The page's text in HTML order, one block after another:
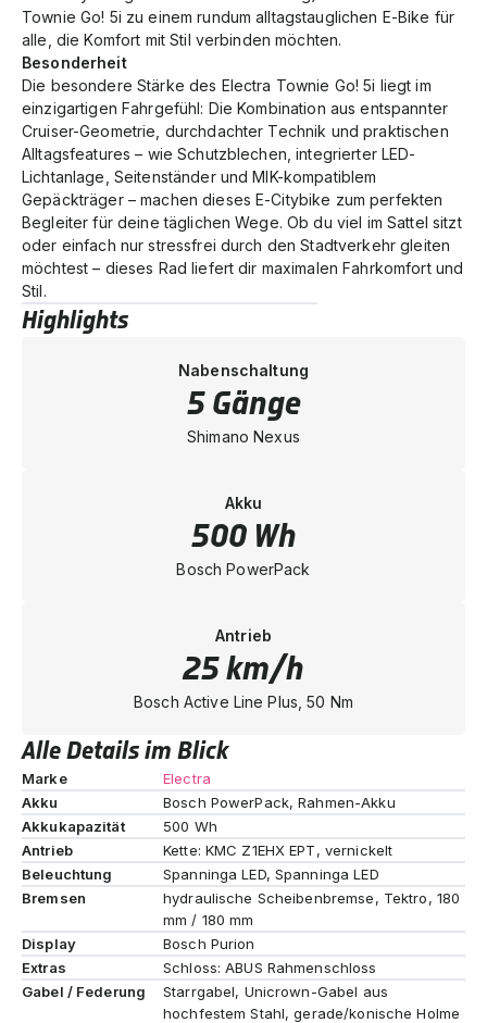
Townie Go! 5i zu einem rundum alltagstauglichen E-Bike für
alle, die Komfort mit Stil verbinden möchten.
Besonderheit
Die besondere Stärke des Electra Townie Go! 5i liegt im
einzigartigen Fahrgefühl: Die Kombination aus entspannter
Cruiser-Geometrie, durchdachter Technik und praktischen
Alltagsfeatures – wie Schutzblechen, integrierter LED-
Lichtanlage, Seitenständer und MIK-kompatiblem
Gepäckträger – machen dieses E-Citybike zum perfekten
Begleiter für deine täglichen Wege. Ob du viel im Sattel sitzt
oder einfach nur stressfrei durch den Stadtverkehr gleiten
möchtest – dieses Rad liefert dir maximalen Fahrkomfort und
Stil.
Highlights
Nabenschaltung
5 Gänge
Shimano Nexus
Akku
500 Wh
Bosch PowerPack
Antrieb
25 km/h
Bosch Active Line Plus, 50 Nm
Alle Details im Blick
Marke
Electra
Akku
Bosch PowerPack, Rahmen-Akku
Akkukapazität
500 Wh
Antrieb
Kette: KMC Z1EHX EPT, vernickelt
Beleuchtung
Spanninga LED, Spanninga LED
Bremsen
hydraulische Scheibenbremse, Tektro, 180
mm / 180 mm
Display
Bosch Purion
Extras
Schloss: ABUS Rahmenschloss
Gabel / Federung
Starrgabel, Unicrown-Gabel aus
hochfestem Stahl, gerade/konische Holme